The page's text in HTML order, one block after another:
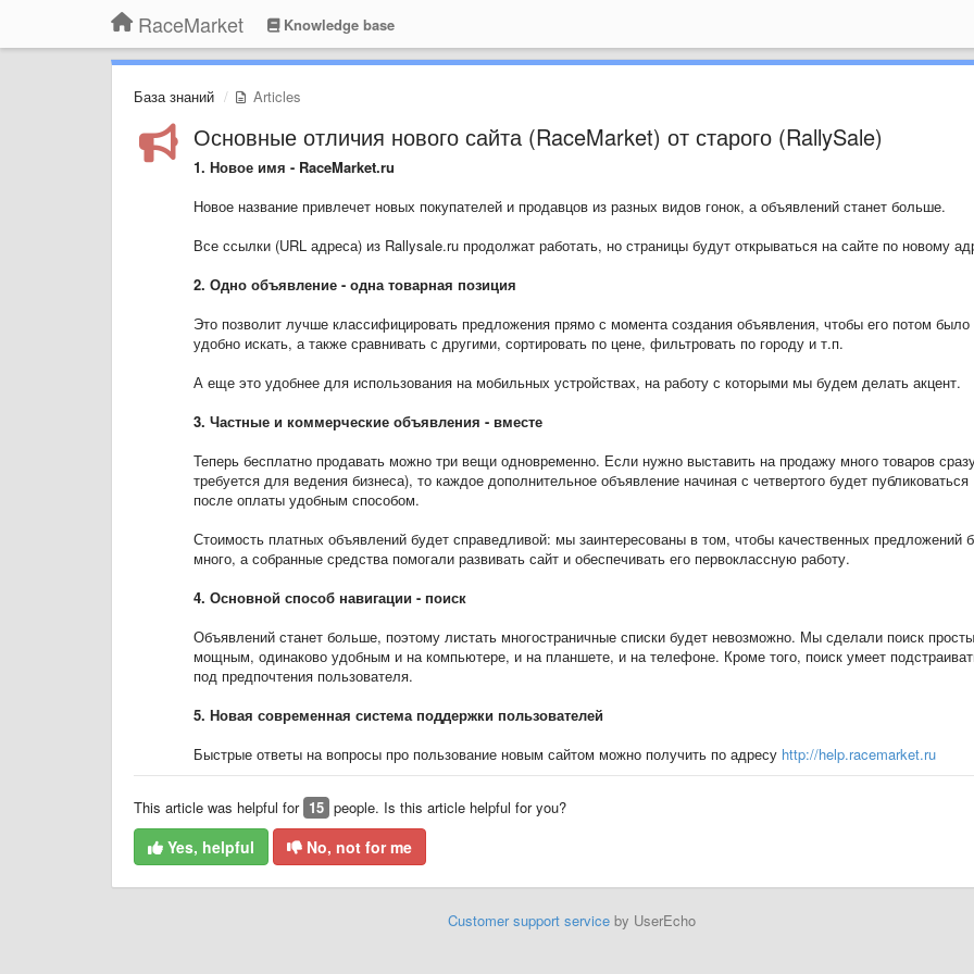
RaceMarket Knowledge base
База знаний Articles
Основные отличия нового сайта (RaceMarket) от старого (RallySale)
1. Новое имя - RaceMarket.ru
Новое название привлечет новых покупателей и продавцов из разных видов гонок, а объявлений станет больше.
Все ссылки (URL адреса) из Rallysale.ru продолжат работать, но страницы будут открываться на сайте по новому
2. Одно объявление - одна товарная позиция
Это позволит лучше классифицировать предложения прямо с момента создания объявления, чтобы его потом было
удобно искать, а также сравнивать с другими, сортировать по цене, фильтровать по городу и т.п.
А еще это удобнее для использования на мобильных устройствах, на работу с которыми мы будем делать акцент.
3. Частные и коммерческие объявления - вместе
Теперь бесплатно продавать можно три вещи одновременно. Если нужно выставить на продажу много товаров
требуется для ведения бизнеса), то каждое дополнительное объявление начиная с четвертого будет публиковаться
после оплаты удобным способом.
Стоимость платных объявлений будет справедливой: мы заинтересованы в том, чтобы качественных предложений
много, а собранные средства помогали развивать сайт и обеспечивать его первоклассную работу.
4. Основной способ навигации - поиск
Объявлений станет больше, поэтому листать многостраничные списки будет невозможно. Мы сделали поиск
мощным, одинаково удобным и на компьютере, и на планшете, и на телефоне. Кроме того, поиск умеет
под предпочтения пользователя.
5. Новая современная система поддержки пользователей
Быстрые ответы на вопросы про пользование новым сайтом можно получить по адресу http://help.racemarket.ru
This article was helpful for 15 people. Is this article helpful for you?
Yes, helpful No, not for me
Customer support serviceby UserEcho